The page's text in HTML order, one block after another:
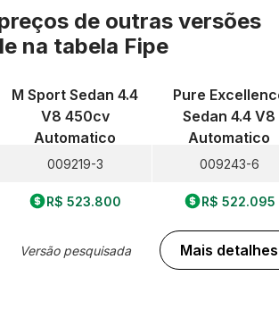
de outras versões
na tabela Fipe
M Sport Sedan 4.4
V8 450cv
Automatico
009219-3
R$ 523.800
Versão pesquisada
Pure
Sedan 4.4 V8
Automatico
009243-6
R$ 522.095
Mais detalhes